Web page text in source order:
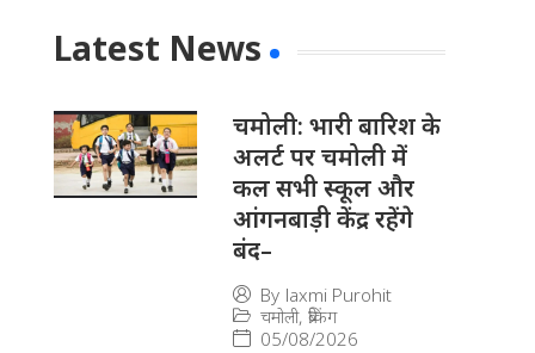
Latest News
चमोली: भारी बारिश के
अलर्ट पर चमोली में
कल सभी स्कूल और
आंगनबाड़ी केंद्र रहेंगे
बंद–
By laxmi Purohit
चमोली, ब्रेकिंग
05/08/2026